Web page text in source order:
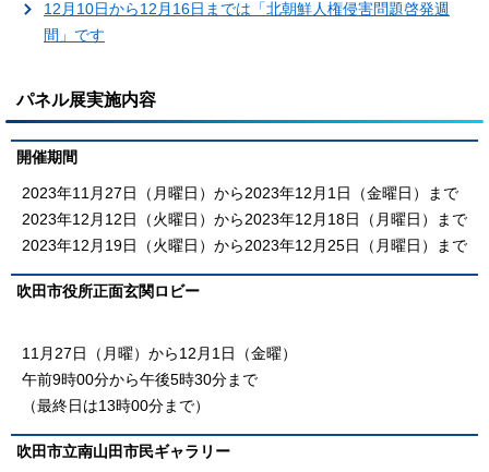
12月10日から12月16日までは「北朝鮮人権侵害問題啓発週
間」です
パネル展実施内容
開催期間
2023年11月27日（月曜日）から2023年12月1日（金曜日）まで
2023年12月12日（火曜日）から2023年12月18日（月曜日）まで
2023年12月19日（火曜日）から2023年12月25日（月曜日）まで
吹田市役所正面玄関ロビー
11月27日（月曜）から12月1日（金曜）
午前9時00分から午後5時30分まで
（最終日は13時00分まで）
吹田市立南山田市民ギャラリー